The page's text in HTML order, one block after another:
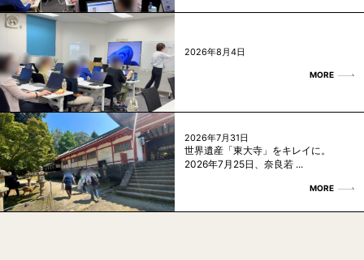
2026年8月4日
MORE
2026年7月31日
世界遺産「東大寺」をキレイに。
2026年7月25日、奈良若 ...
MORE